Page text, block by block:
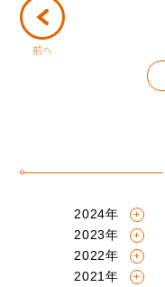
前へ
2024年
6月〔1〕
2023年
5月〔1〕
2022年
11月〔1〕
2021年